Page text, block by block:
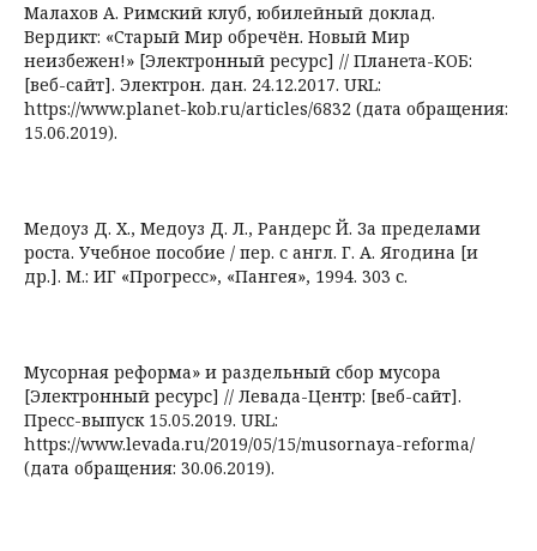
Малахов А. Римский клуб, юбилейный доклад.
Вердикт: «Старый Мир обречён. Новый Мир
неизбежен!» [Электронный ресурс] // Планета-КОБ:
[веб-сайт]. Электрон. дан. 24.12.2017. URL:
https://www.planet-kob.ru/articles/6832 (дата обращения:
15.06.2019).
Медоуз Д. Х., Медоуз Д. Л., Рандерс Й. За пределами
роста. Учебное пособие / пер. с англ. Г. А. Ягодина [и
др.]. М.: ИГ «Прогресс», «Пангея», 1994. 303 с.
Мусорная реформа» и раздельный сбор мусора
[Электронный ресурс] // Левада-Центр: [веб-сайт].
Пресс-выпуск 15.05.2019. URL:
https://www.levada.ru/2019/05/15/musornaya-reforma/
(дата обращения: 30.06.2019).